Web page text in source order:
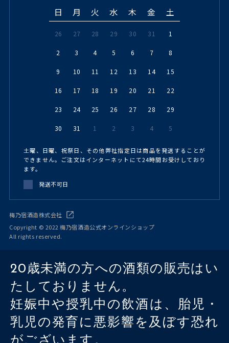
日 月 火 水 木 金 土
26 27 28 29 30 31 1
2 3 4 5 6 7 8
9 10 11 12 13 14 15
16 17 18 19 20 21 22
23 24 25 26 27 28 29
30 31 1 2 3 4 5
土曜、日曜、祝祭日、その他弊社指定日は商品を発送することが
できません。ご注文はインターネットにて24時間お受けしており
ます。
発送不可日
梅乃宿酒造株式会社
Copyright © 2022 梅乃宿酒造公式オンラインショップ
All rights reserved.
20歳未満の方への酒類の販売はい
たしておりません。
妊娠中や授乳中の飲酒は、胎児・
乳児の発育に悪影響を及ぼす恐れ